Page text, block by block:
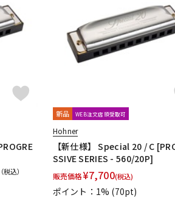
（税込）
新品 WEB注文店頭受取可
Hohner
【新仕様】 Special 20 / C
SSIVE SERIES - 560/20P]
販売価格¥7,700(税込)
ポイント：1% (70pt)